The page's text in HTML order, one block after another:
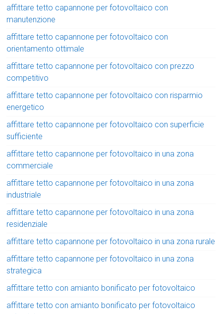
affittare tetto capannone per fotovoltaico con
manutenzione
affittare tetto capannone per fotovoltaico con
orientamento ottimale
affittare tetto capannone per fotovoltaico con prezzo
competitivo
affittare tetto capannone per fotovoltaico con risparmio
energetico
affittare tetto capannone per fotovoltaico con superficie
sufficiente
affittare tetto capannone per fotovoltaico in una zona
commerciale
affittare tetto capannone per fotovoltaico in una zona
industriale
affittare tetto capannone per fotovoltaico in una zona
residenziale
affittare tetto capannone per fotovoltaico in una zona rurale
affittare tetto capannone per fotovoltaico in una zona
strategica
affittare tetto con amianto bonificato per fotovoltaico
affittare tetto con amianto bonificato per fotovoltaico